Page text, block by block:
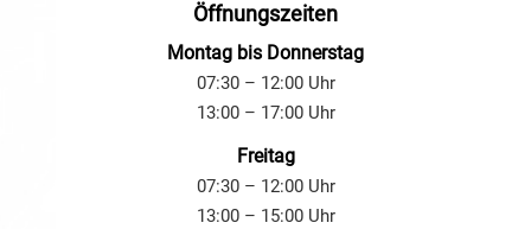
Öffnungszeiten
Montag bis Donnerstag
07:30 – 12:00 Uhr
13:00 – 17:00 Uhr
Freitag
07:30 – 12:00 Uhr
13:00 – 15:00 Uhr